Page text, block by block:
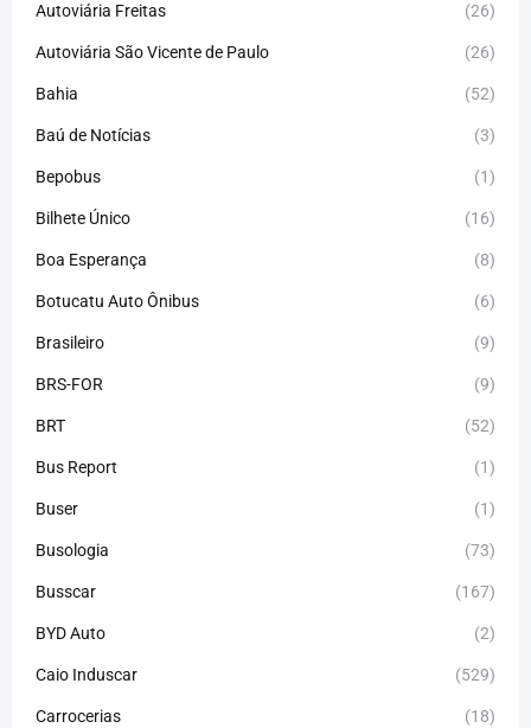
Autoviária Freitas (26)
Autoviária São Vicente de Paulo (26)
Bahia (52)
Baú de Notícias (3)
Bepobus (1)
Bilhete Único (16)
Boa Esperança (8)
Botucatu Auto Ônibus (6)
Brasileiro (9)
BRS-FOR (9)
BRT (52)
Bus Report (1)
Buser (1)
Busologia (73)
Busscar (167)
BYD Auto (2)
Caio Induscar (529)
Carrocerias (18)